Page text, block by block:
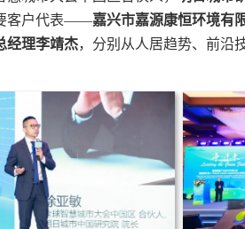
客户代表——嘉兴市嘉源康恒环境有
经理李靖杰，分别从人居趋势、前沿